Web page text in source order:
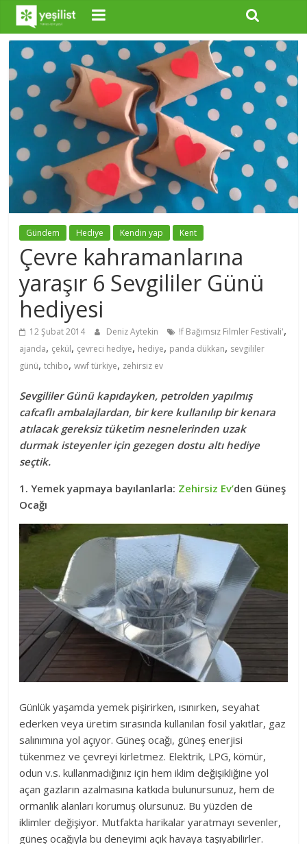
Gündem Hediye Kendin yap Kent
Çevre kahramanlarına
yaraşır 6 Sevgililer Günü
hediyesi
12 Şubat 2014 Deniz Aytekin !f Bağımsız Filmler Festivali',
ajanda, çekül, çevreci hediye, hediye, panda dükkan, sevgililer
günü,tchibo,wwf türkiye, zehirsiz ev
Sevgililer Günü kapıdayken, petrolden yapılmış
cafcaflı ambalajlardan, bir kere kullanılıp bir kenara
atılacak gereksiz tüketim nesnelerinden uzak
durmak isteyenler için gezegen dostu altı hediye
seçtik.
1. Yemek yapmaya bayılanlarla: Zehirsiz Ev’den Güneş
Ocağı
Günlük yaşamda yemek pişirirken, ısınırken, seyahat
ederken veya üretim sırasında kullanılan fosil yakıtlar, gaz
salınımına yol açıyor. Güneş ocağı, güneş enerjisi
tükenmez ve çevreyi kirletmez. Elektrik, LPG, kömür,
odun v.s. kullanmadığınız için hem iklim değişikliğine yol
açan gazların azalmasına katkıda bulunursunuz, hem de
ormanlık alanları korumuş olursunuz. Bu yüzden de
iklimler değişiyor. Mutfakta harikalar yaratmayı sevenler,
güneş ocağıyla bu deneyimi açık havaya taşıyabilirler.